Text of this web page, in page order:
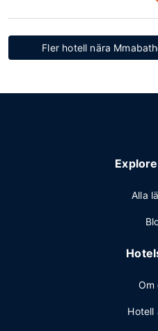
Fler hotell nära
Alla
Om
Hotell